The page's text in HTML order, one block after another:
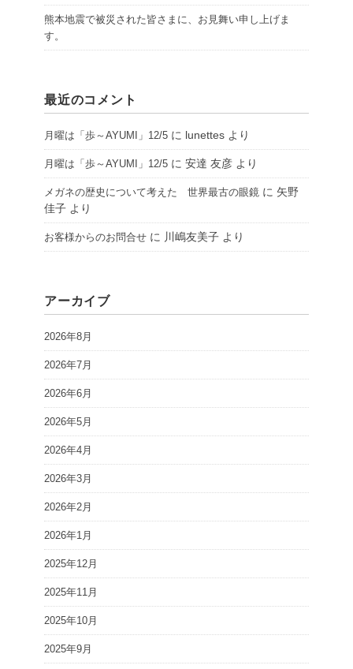
熊本地震で被災された皆さまに、お見舞い申し上げま
す。
最近のコメント
月曜は「歩～AYUMI」12/5 に lunettes より
月曜は「歩～AYUMI」12/5 に 安達 友彦 より
メガネの歴史について考えた 世界最古の眼鏡 に 矢野
佳子 より
お客様からのお問合せ に 川嶋友美子 より
アーカイブ
2026年8月
2026年7月
2026年6月
2026年5月
2026年4月
2026年3月
2026年2月
2026年1月
2025年12月
2025年11月
2025年10月
2025年9月